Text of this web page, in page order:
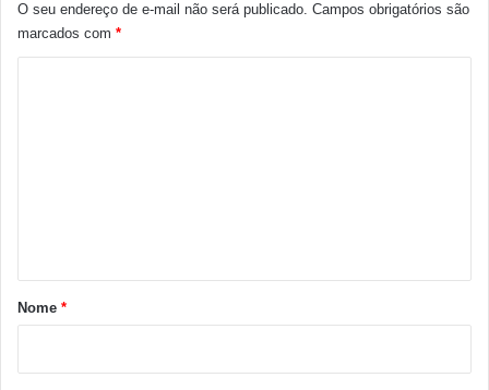
O seu endereço de e-mail não será publicado. Campos obrigatórios são
marcados com *
rNome *